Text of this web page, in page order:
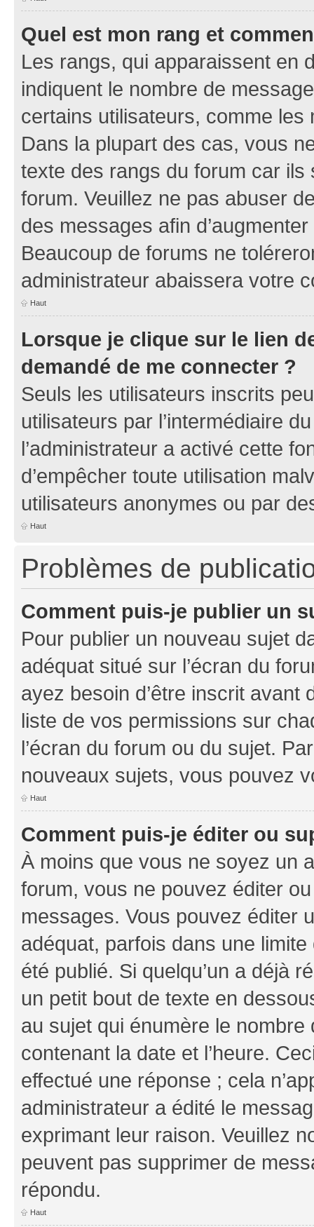
Quel est mon rang et
Les rangs, qui apparaissent en
indiquent le nombre de
certains utilisateurs, comme
Dans la plupart des cas, vous
texte des rangs du forum car ils
forum. Veuillez ne pas abuser
des messages afin
Beaucoup de forums ne
administrateur abaissera votre
Haut
Lorsque je clique sur le lien
demandé de me connecter ?
Seuls les utilisateurs inscrits
utilisateurs par l’intermédiaire
l’administrateur a activé cette
d’empêcher toute utilisation
utilisateurs anonymes ou par
Haut
Problèmes de
Comment puis-je publier un
Pour publier un nouveau sujet
adéquat situé sur l’écran du
ayez besoin d’être inscrit
liste de vos permissions sur
l’écran du forum ou du sujet.
nouveaux sujets, vous pouvez
Haut
Comment puis-je éditer ou
À moins que vous ne soyez un
forum, vous ne pouvez éditer
messages. Vous pouvez éditer
adéquat, parfois dans une
été publié. Si quelqu’un a déjà
un petit bout de texte en
au sujet qui énumère le nombre
contenant la date et l’heure.
effectué une réponse ; cela
administrateur a édité le
exprimant leur raison. Veuillez
peuvent pas supprimer de
répondu.
Haut